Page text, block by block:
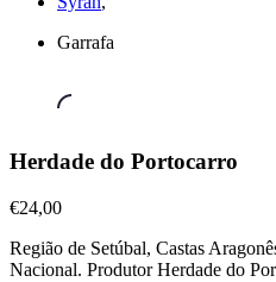
Garrafa
Vinhos
Tintos ,
Herdade
Portocarro
€24,00
Herdade do Portocarro
€24,00
Região de Setúbal, Castas
Nacional. Produtor Herdade do